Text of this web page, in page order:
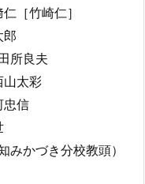
［竹崎仁］
所良夫
太彩
信
みかづき分校教頭）